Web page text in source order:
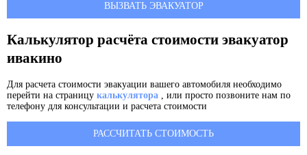
ВЫЗВАТЬ ЭВАКУАТОР
Калькулятор расчёта стоимости эвакуатор
ивакино
Для расчета стоимости эвакуации вашего автомобиля необходимо
перейти на страницу калькулятора , или просто позвоните нам по
телефону для консультации и расчета стоимости
РАССЧИТАТЬ СТОИМОСТЬ